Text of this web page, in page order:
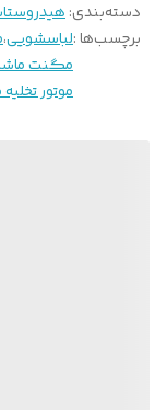
دسته‌بندی:
برچسب‌ها :لباسشویی،
مگنت
موتور